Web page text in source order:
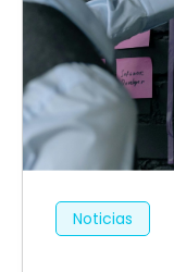
Noticias